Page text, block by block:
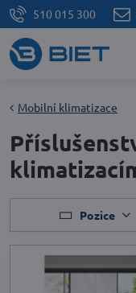
510 015 300
Mobilní klimatizace
Pozice